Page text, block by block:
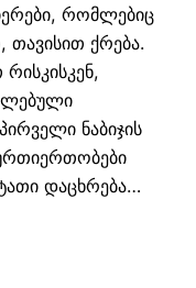
რომლებიც
თავისით ქრება.
რისკისკენ,
ნაბიჯის
დაცხრება…